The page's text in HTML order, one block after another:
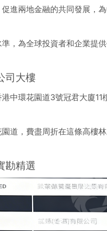
進兩地金融的共同發展，
，為全球投資者和企業提
司大樓
中環花園道3號冠君大廈11
道，費盡周折在這條高樓
勘精選